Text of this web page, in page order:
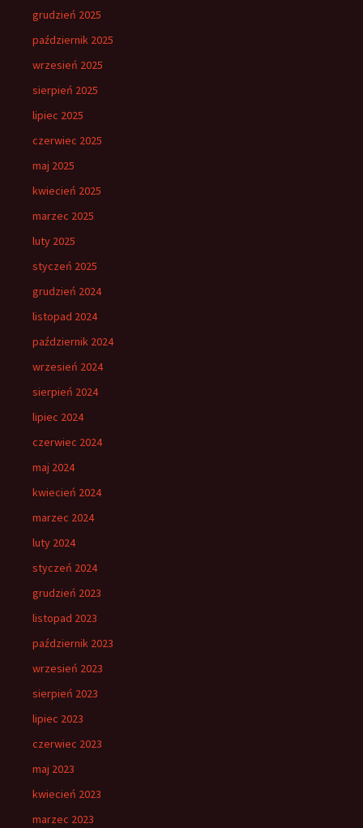
grudzień 2025
październik 2025
wrzesień 2025
sierpień 2025
lipiec 2025
czerwiec 2025
maj 2025
kwiecień 2025
marzec 2025
luty 2025
styczeń 2025
grudzień 2024
listopad 2024
październik 2024
wrzesień 2024
sierpień 2024
lipiec 2024
czerwiec 2024
maj 2024
kwiecień 2024
marzec 2024
luty 2024
styczeń 2024
grudzień 2023
listopad 2023
październik 2023
wrzesień 2023
sierpień 2023
lipiec 2023
czerwiec 2023
maj 2023
kwiecień 2023
marzec 2023